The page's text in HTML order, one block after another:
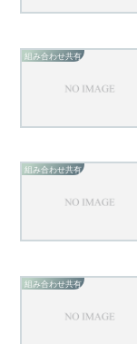
組み合わせ共有
組み合わせ共有
組み合わせ共有